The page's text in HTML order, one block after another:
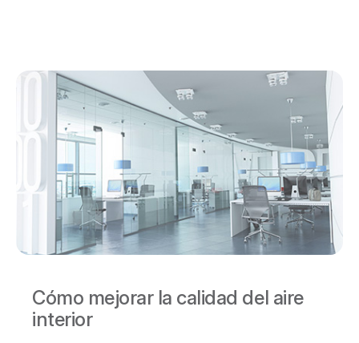
Cómo mejorar la calidad del aire
interior